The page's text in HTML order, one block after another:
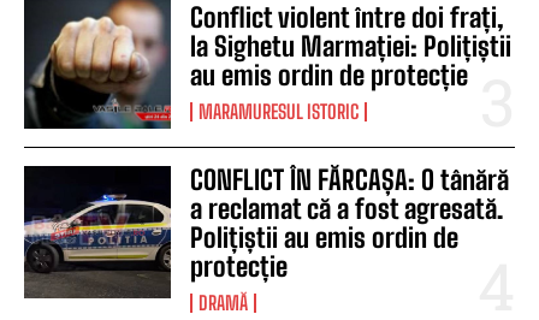
Conflict violent între doi frați,
la Sighetu Marmației: Polițiștii
au emis ordin de protecție
MARAMURESUL ISTORIC
CONFLICT ÎN FĂRCAȘA: O tânără
a reclamat că a fost agresată.
Polițiștii au emis ordin de
protecție
DRAMĂ